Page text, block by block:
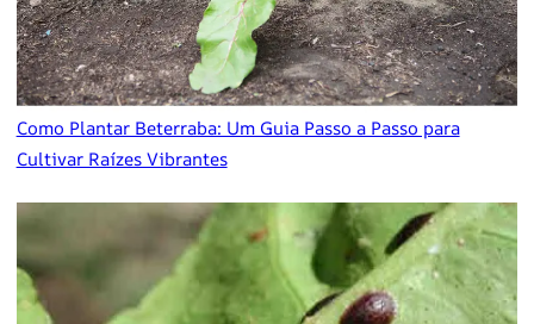
Como Plantar Beterraba: Um Guia Passo a Passo para
Cultivar Raízes Vibrantes